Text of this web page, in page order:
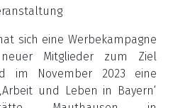
sich eine Werbekampagne
Mitglieder zum Ziel
im November 2023 eine
und Leben in Bayern‘